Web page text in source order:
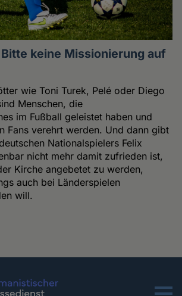
keine Missionierung auf
wie Toni Turek, Pelé oder Diego
Menschen, die
im Fußball geleistet haben und
Fans verehrt werden. Und dann gibt
Nationalspielers Felix
nicht mehr damit zufrieden ist,
Kirche angebetet zu werden,
auch bei Länderspielen
will.